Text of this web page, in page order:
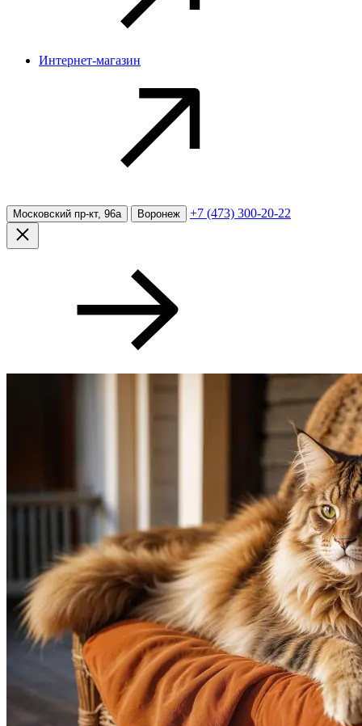
Интернет-магазин
Московский пр-кт, 96а Воронеж +7 (473) 300-20-22